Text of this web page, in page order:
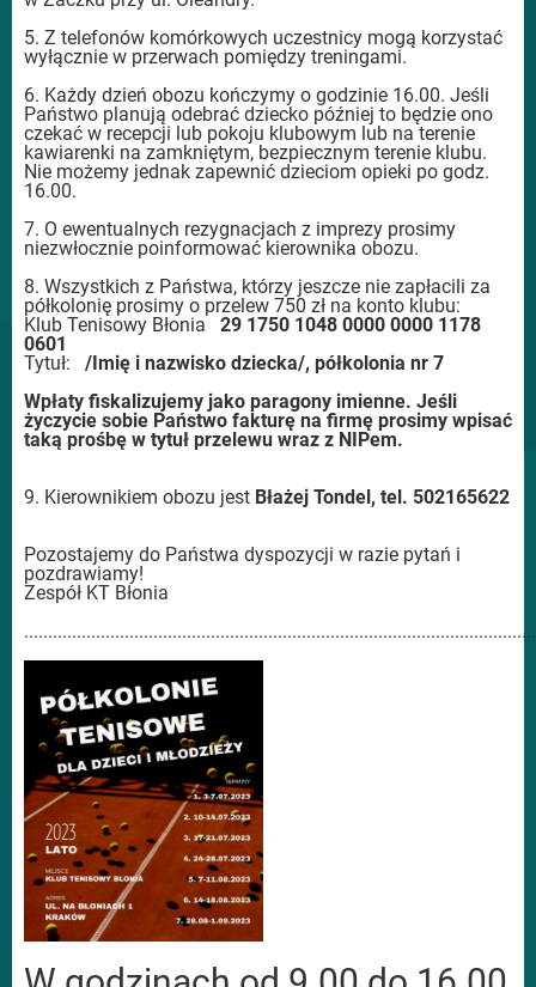
5. Z telefonów komórkowych uczestnicy mogą korzystać
wyłącznie w przerwach pomiędzy treningami.
6. Każdy dzień obozu kończymy o godzinie 16.00. Jeśli
Państwo planują odebrać dziecko później to będzie ono
czekać w recepcji lub pokoju klubowym lub na terenie
kawiarenki na zamkniętym, bezpiecznym terenie klubu.
Nie możemy jednak zapewnić dzieciom opieki po godz.
16.00.
7. O ewentualnych rezygnacjach z imprezy prosimy
niezwłocznie poinformować kierownika obozu.
8. Wszystkich z Państwa, którzy jeszcze nie zapłacili za
półkolonię prosimy o przelew 750 zł na konto klubu:
Klub Tenisowy Błonia 29 1750 1048 0000 0000 1178
0601
Tytuł: /Imię i nazwisko dziecka/, półkolonia nr 7
Wpłaty fiskalizujemy jako paragony imienne. Jeśli
życzycie sobie Państwo fakturę na firmę prosimy wpisać
taką prośbę w tytuł przelewu wraz z NIPem.
9. Kierownikiem obozu jest Błażej Tondel, tel. 502165622
Pozostajemy do Państwa dyspozycji w razie pytań i
pozdrawiamy!
Zespół KT Błonia